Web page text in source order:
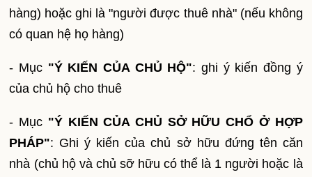
hàng) hoặc ghi là "người được thuê nhà" (nếu không
có quan hệ họ hàng)
- Mục "Ý KIẾN CỦA CHỦ HỘ": ghi ý kiến đồng ý
của chủ hộ cho thuê
- Mục "Ý KIẾN CỦA CHỦ SỞ HỮU CHỔ Ở HỢP
PHÁP": Ghi ý kiến của chủ sở hữu đứng tên căn
nhà (chủ hộ và chủ sỡ hữu có thể là 1 người hoặc là